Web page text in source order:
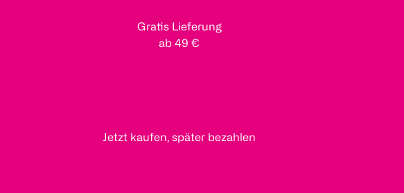
Gratis Lieferung
ab 49 €
Jetzt kaufen, später bezahlen